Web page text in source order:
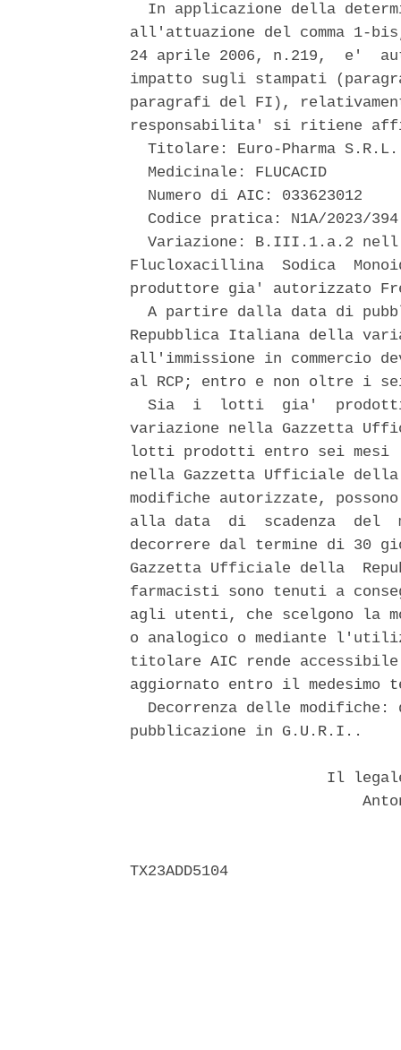
In applicazione della
all'attuazione del comma 1-
24 aprile 2006, n.219,  e'
impatto sugli stampati
paragrafi del FI),
responsabilita' si ritiene
Titolare: Euro-Pharma
  Medicinale: FLUCACID
  Numero di AIC: 033623012
Codice pratica: N1A/2023/
Variazione: B.III.1.a.2
Flucloxacillina  Sodica
produttore gia' autorizzato
A partire dalla data di
Repubblica Italiana della
all'immissione in commercio
al RCP; entro e non oltre i
Sia  i  lotti  gia'
variazione nella Gazzetta
lotti prodotti entro sei mesi
nella Gazzetta Ufficiale
modifiche autorizzate,
alla data  di  scadenza  del
decorrere dal termine di 30
Gazzetta Ufficiale della
farmacisti sono tenuti a
agli utenti, che scelgono la
o analogico o mediante
titolare AIC rende
aggiornato entro il medesimo
Decorrenza delle modifiche:
pubblicazione in G.U.R.I..
Il